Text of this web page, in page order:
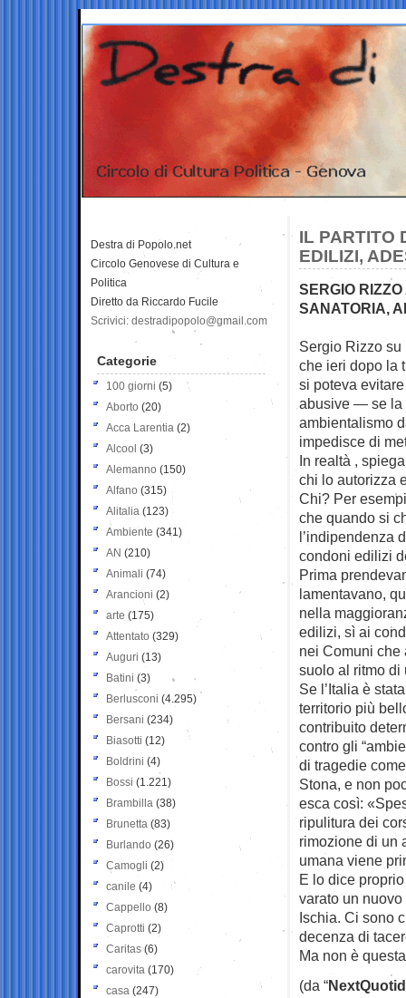
IL PARTITO
EDILIZI,
SERGIO
SANATORIA,
Sergio Rizzo
che ieri dopo la
si poteva
abusive — se la
ambientalismo
impedisce di
In realtà ,
chi lo autorizza
Chi? Per
che quando si
l’indipendenza
condoni edilizi
Prima
lamentavano,
nella
edilizi, sì ai
nei Comuni che
suolo al ritmo di
Se l’Italia è
territorio più
contribuito
contro gli
di tragedie
Stona, e non
esca così:
ripulitura dei
rimozione di un
umana viene
E lo dice
varato un
Ischia. Ci sono
decenza di
Ma non è
(da “
Destra di Popolo.net
Circolo Genovese di Cultura e
Politica
Diretto da Riccardo Fucile
Scrivici: destradipopolo@gmail.com
Categorie
100 giorni (5)
Aborto (20)
Acca Larentia (2)
Alcool (3)
Alemanno (150)
Alfano (315)
Alitalia (123)
Ambiente (341)
AN (210)
Animali (74)
Arancioni (2)
arte (175)
Attentato (329)
Auguri (13)
Batini (3)
Berlusconi (4.295)
Bersani (234)
Biasotti (12)
Boldrini (4)
Bossi (1.221)
Brambilla (38)
Brunetta (83)
Burlando (26)
Camogli (2)
canile (4)
Cappello (8)
Caprotti (2)
Caritas (6)
carovita (170)
casa (247)